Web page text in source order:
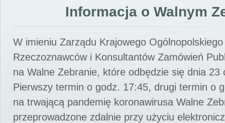
Informacja o Walnym
W imieniu Zarządu Krajowego
Rzeczoznawców i Konsultantów Zamówień
na Walne Zebranie, które odbędzie się dnia 23
Pierwszy termin o godz. 17:45, drugi termin o
na trwającą pandemię koronawirusa Walne
przeprowadzone zdalnie przy użyciu